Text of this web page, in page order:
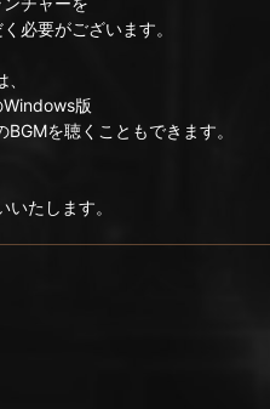
必要がございます。
Windows版
を聴くこともできます。
たします。